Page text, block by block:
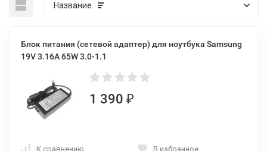
Название
Блок питания (сетевой адаптер) для ноутбука Samsung
19V 3.16A 65W 3.0-1.1
1 390 ₽
К сравнению В избранное